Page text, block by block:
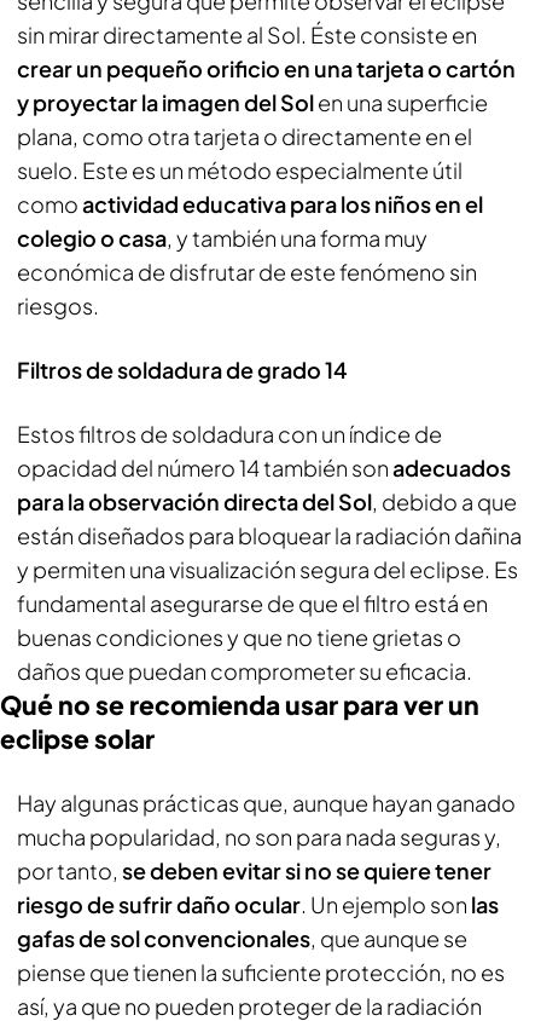
sin mirar directamente al Sol. Éste consiste en
crear un pequeño orificio en una tarjeta o cartón
y proyectar la imagen del Solen una superficie
plana, como otra tarjeta o directamente en el
suelo. Este es un método especialmente útil
comoactividad educativa para los niños en el
colegio o casa, y también una forma muy
económica de disfrutar de este fenómeno sin
riesgos.
Filtros de soldadura de grado 14
Estos filtros de soldadura con un índice de
opacidad del número 14 también sonadecuados
para la observación directa del Sol, debido a que
están diseñados para bloquear la radiación dañina
y permiten una visualización segura del eclipse. Es
fundamental asegurarse de que el filtro está en
buenas condiciones y que no tiene grietas o
daños que puedan comprometer su eficacia.
Qué no se recomienda usar para ver un
eclipse solar
Hay algunas prácticas que, aunque hayan ganado
mucha popularidad, no son para nada seguras y,
por tanto, se deben evitar si no se quiere tener
riesgo de sufrir daño ocular. Un ejemplo son las
gafas de sol convencionales, que aunque se
piense que tienen la suficiente protección, no es
así, ya que no pueden proteger de la radiación